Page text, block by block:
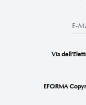
Via
EFORMA